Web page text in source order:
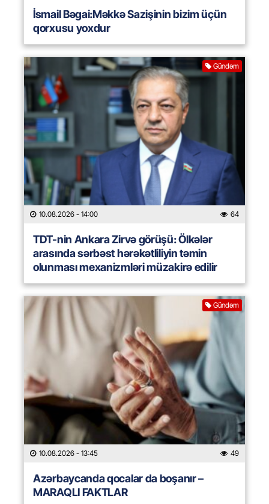
İsmail Bəgai:Məkkə Sazişinin bizim üçün
qorxusu yoxdur
Gündəm
10.08.2026 - 14:00 64
TDT-nin Ankara Zirvə görüşü: Ölkələr
arasında sərbəst hərəkətliliyin təmin
olunması mexanizmləri müzakirə edilir
Gündəm
10.08.2026 - 13:45 49
Azərbaycanda qocalar da boşanır –
MARAQLI FAKTLAR